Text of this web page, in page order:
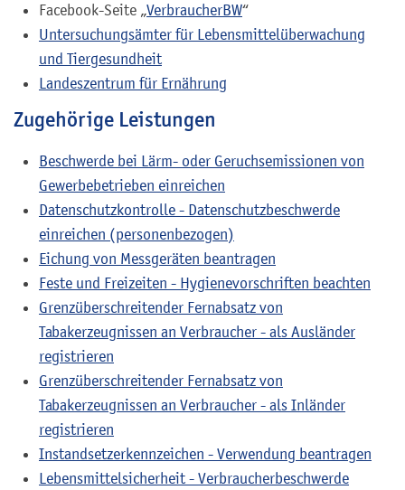
Facebook-Seite „VerbraucherBW“
Untersuchungsämter für Lebensmittelüberwachung
und Tiergesundheit
Landeszentrum für Ernährung
Zugehörige Leistungen
Beschwerde bei Lärm- oder Geruchsemissionen von
Gewerbebetrieben einreichen
Datenschutzkontrolle - Datenschutzbeschwerde
einreichen (personenbezogen)
Eichung von Messgeräten beantragen
Feste und Freizeiten - Hygienevorschriften beachten
Grenzüberschreitender Fernabsatz von
Tabakerzeugnissen an Verbraucher - als Ausländer
registrieren
Grenzüberschreitender Fernabsatz von
Tabakerzeugnissen an Verbraucher - als Inländer
registrieren
Instandsetzerkennzeichen - Verwendung beantragen
Lebensmittelsicherheit - Verbraucherbeschwerde